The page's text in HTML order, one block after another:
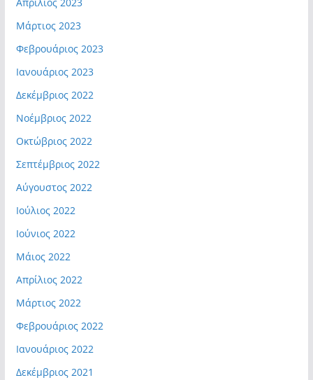
Μάρτιος 2023
Φεβρουάριος 2023
Ιανουάριος 2023
Δεκέμβριος 2022
Νοέμβριος 2022
Οκτώβριος 2022
Σεπτέμβριος 2022
Αύγουστος 2022
Ιούλιος 2022
Ιούνιος 2022
Μάιος 2022
Απρίλιος 2022
Μάρτιος 2022
Φεβρουάριος 2022
Ιανουάριος 2022
Δεκέμβριος 2021